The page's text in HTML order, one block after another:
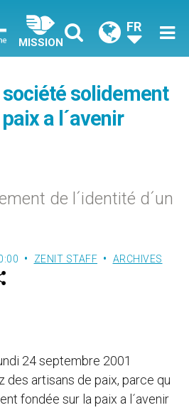
MISSION
FR
société solidement
a l´avenir
de l´identité d´un
ZENIT STAFF ARCHIVES
24 septembre 2001
des artisans de paix, parce qu
fondée sur la paix a l´avenir